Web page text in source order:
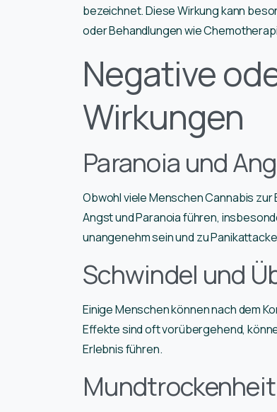
bezeichnet. Diese Wirkung kann
oder Behandlungen wie
Negative
Wirkungen
Paranoia und
Obwohl viele Menschen Cannabis
Angst und Paranoia führen,
unangenehm sein und zu
Schwindel und
Einige Menschen können nach dem
Effekte sind oft vorübergehend,
Erlebnis führen.
Mundtrockenheit